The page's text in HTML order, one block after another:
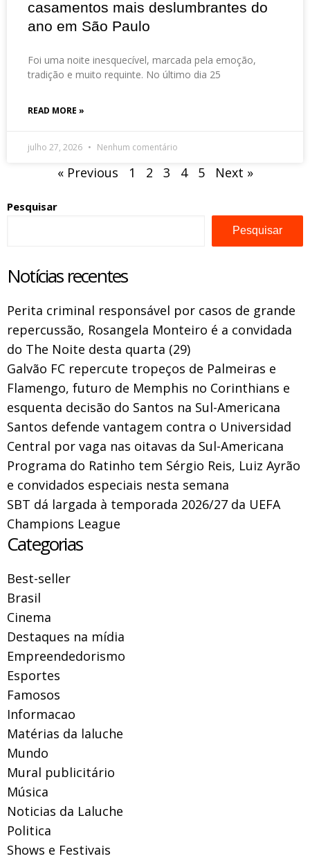
casamentos mais deslumbrantes do
ano em São Paulo
Foi uma noite inesquecível, marcada pela emoção,
tradição e muito requinte. No último dia 25
READ MORE »
julho 27, 2026 Nenhum comentário
« Previous 1 2 3 4 5 Next »
Pesquisar
Pesquisar
Notícias recentes
Perita criminal responsável por casos de grande
repercussão, Rosangela Monteiro é a convidada
do The Noite desta quarta (29)
Galvão FC repercute tropeços de Palmeiras e
Flamengo, futuro de Memphis no Corinthians e
esquenta decisão do Santos na Sul-Americana
Santos defende vantagem contra o Universidad
Central por vaga nas oitavas da Sul-Americana
Programa do Ratinho tem Sérgio Reis, Luiz Ayrão
e convidados especiais nesta semana
SBT dá largada à temporada 2026/27 da UEFA
Champions League
Categorias
Best-seller
Brasil
Cinema
Destaques na mídia
Empreendedorismo
Esportes
Famosos
Informacao
Matérias da laluche
Mundo
Mural publicitário
Música
Noticias da Laluche
Politica
Shows e Festivais